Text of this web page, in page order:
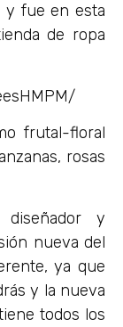
y fue en esta
de ropa
frutal-floral
rosas
y
nueva del
ya que
y la nueva
todos los